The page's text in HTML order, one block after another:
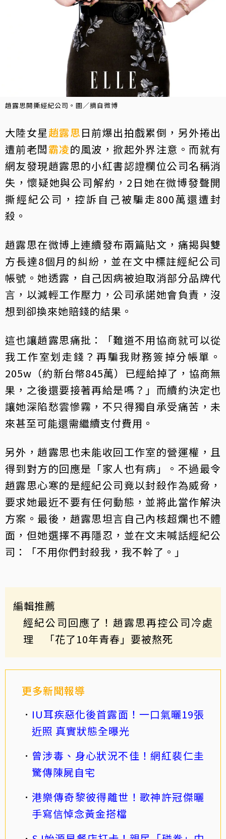
趙露思開撕經紀公司。圖／摘自微博
大陸女星趙露思日前爆出拍戲累倒，另外捲出
遭前老闆霸凌的風波，掀起外界注意。而就有
網友發現趙露思的小紅書認證欄位公司名稱消
失，懷疑她與公司解約，2日她在微博發聲開
撕經紀公司，控訴自己被騙走800萬還遭封
殺。
趙露思在微博上連續發布兩篇貼文，痛揭與雙
方長達8個月的糾紛，並在文中標註經紀公司
帳號。她透露，自己因病被迫取消部分品牌代
言，以減輕工作壓力，公司承諾她會負責，沒
想到卻換來她賠錢的結果。
這也讓趙露思痛批：「難道不用協商就可以從
我工作室划走錢？再騙我財務簽掉分帳單。
205w（約新台幣845萬）已經給掉了，協商無
果，之後還要接著再給是嗎？」而續約決定也
讓她深陷愁雲慘霧，不只得獨自承受痛苦，未
來甚至可能還需繼續支付費用。
另外，趙露思也未能收回工作室的營運權，且
得到對方的回應是「家人也有病」。不過最令
趙露思心寒的是經紀公司竟以封殺作為威脅，
要求她最近不要有任何動態，並將此當作解決
方案。最後，趙露思坦言自己內核超爛也不體
面，但她選擇不再隱忍，並在文末喊話經紀公
司：「不用你們封殺我，我不幹了。」
編輯推薦
經紀公司回應了！趙露思再控公司冷處
理 「花了10年青春」要被熬死
更多新聞報導
IU耳疾惡化後首露面！一口氣曬19張
近照 真實狀態全曝光
曾涉毒、身心狀況不佳！網紅裴仁圭
驚傳陳屍自宅
港樂傳奇黎彼得離世！歌神許冠傑曬
手寫信悼念黃金搭檔